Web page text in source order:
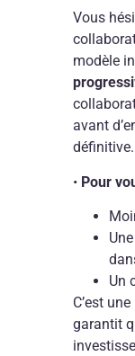
Vous
modèle
avant
définitive.
• Pour
Un
C’est
garantit